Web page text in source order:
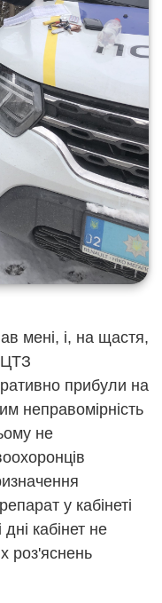
мені, і, на щастя,
прибули на
неправомірність
не
у кабінеті
кабінет не
роз'яснень